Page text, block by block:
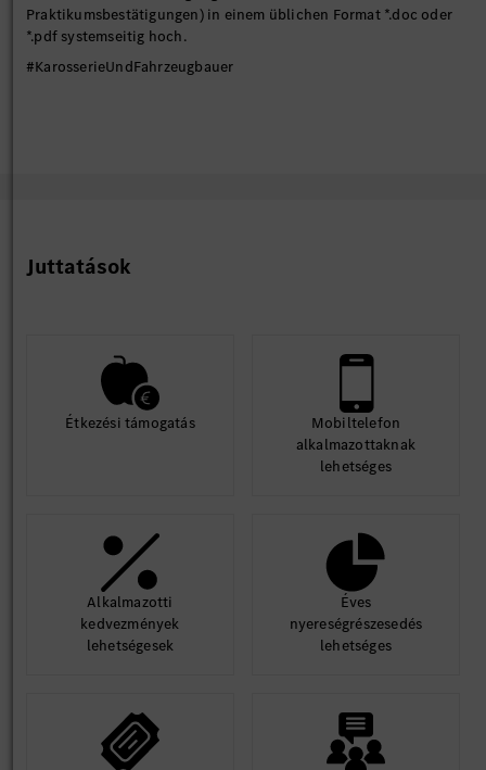
Praktikumsbestätigungen) in einem üblichen Format *.doc oder
*.pdf systemseitig hoch.
#KarosserieUndFahrzeugbauer
Juttatások
Étkezési támogatás
Mobiltelefon
alkalmazottaknak
lehetséges
Alkalmazotti
kedvezmények
lehetségesek
Éves
nyereségrészesedés
lehetséges